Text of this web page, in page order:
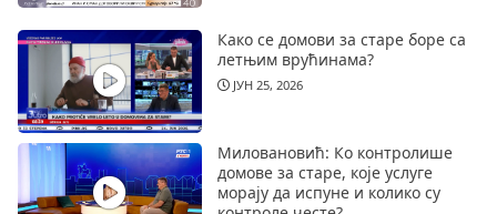
Како се домови за старе боре са
летњим врућинама?
ЈУН 25, 2026
Миловановић: Ко контролише
домове за старе, које услуге
морају да испуне и колико су